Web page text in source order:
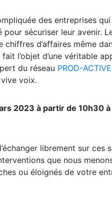
des entreprises
sécuriser leur avenir.
d’affaires même
l’objet d’une véritable
du réseau PROD-ACTIVE
voix.
2023 à partir de 10h30 à
librement sur ces
que nous
ou éloignés de votre